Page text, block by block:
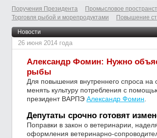
Поручения Президента
Промысловое
Торговля рыбой и морепродуктами
Повышение
Новости
26 июня 2014 года
Александр Фомин: Нужно
рыбы
Для повышения внутреннего спроса
менять культуру потребления с
президент ВАРПЭ Александр Фомин
Депутаты срочно готовят
Поправки в закон о ветеринарии,
оформления ветеринарно-